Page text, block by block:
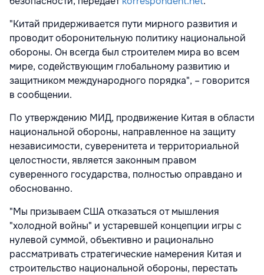
"Китай придерживается пути мирного развития и
проводит оборонительную политику национальной
обороны. Он всегда был строителем мира во всем
мире, содействующим глобальному развитию и
защитником международного порядка", – говорится
в сообщении.
По утверждению МИД, продвижение Китая в области
национальной обороны, направленное на защиту
независимости, суверенитета и территориальной
целостности, является законным правом
суверенного государства, полностью оправдано и
обоснованно.
"Мы призываем США отказаться от мышления
"холодной войны" и устаревшей концепции игры с
нулевой суммой, объективно и рационально
рассматривать стратегические намерения Китая и
строительство национальной обороны, перестать